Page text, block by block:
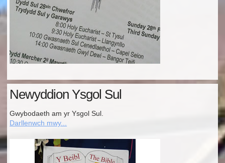
Newyddion Ysgol Sul
Gwybodaeth am yr Ysgol Sul.
Darllenwch mwy...